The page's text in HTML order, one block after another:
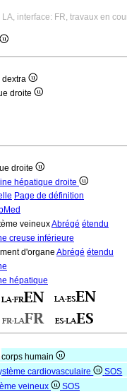
interface: FR, travaux en
dextra
droite
droite
hépatique droite
Page de définition
veineuxAbrégé étendu
creuse inférieure
d'organe Abrégé étendu
hépatique
corps humain
cardiovasculaire
SOS
veineux
SOS